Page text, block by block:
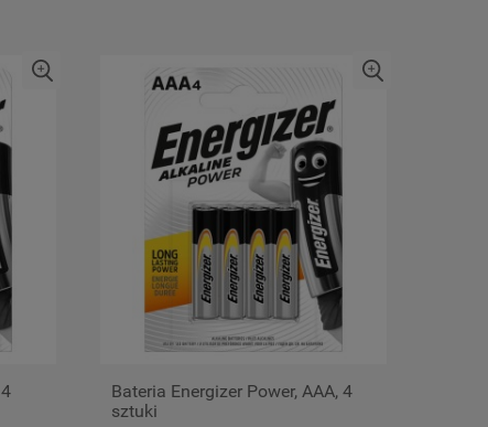
Bateria Energizer Power, AAA, 4
sztuki